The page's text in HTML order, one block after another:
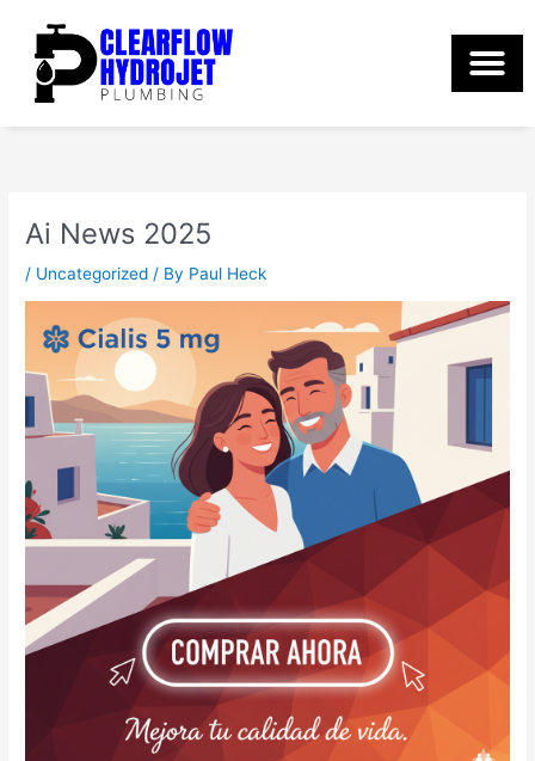
content
Ai News 2025
/ Uncategorized / By Paul Heck